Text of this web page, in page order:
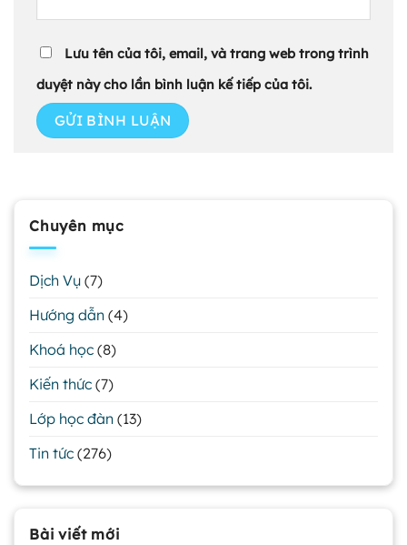
Lưu tên của tôi, email, và trang web trong trình
duyệt này cho lần bình luận kế tiếp của tôi.
Chuyên mục
Dịch Vụ (7)
Hướng dẫn (4)
Khoá học (8)
Kiến thức (7)
Lớp học đàn (13)
Tin tức (276)
Bài viết mới